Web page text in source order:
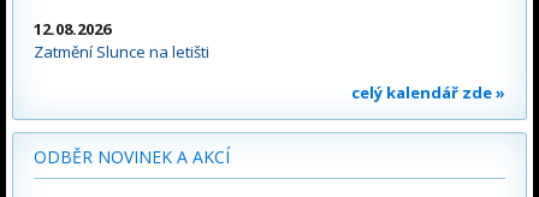
12.08.2026
Zatmění Slunce na letišti
celý kalendář zde »
ODBĚR NOVINEK A AKCÍ